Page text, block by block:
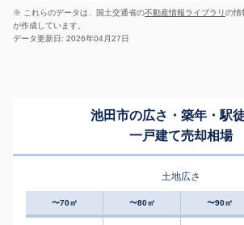
※ これらのデータは、国土交通省の不動産情報ライブラリの情
が作成しています。
データ更新日: 2026年04月27日
池田市の広さ・築年・駅
一戸建て売却相場
土地広さ
〜70㎡ 〜80㎡ 〜90㎡